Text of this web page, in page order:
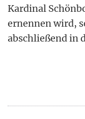
Kardinal
ernennen wird,
abschließend in